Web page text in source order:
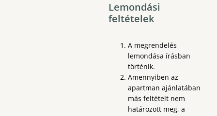
Lemondási
feltételek
A megrendelés
lemondása írásban
történik.
Amennyiben az
apartman ajánlatában
más feltételt nem
határozott meg, a